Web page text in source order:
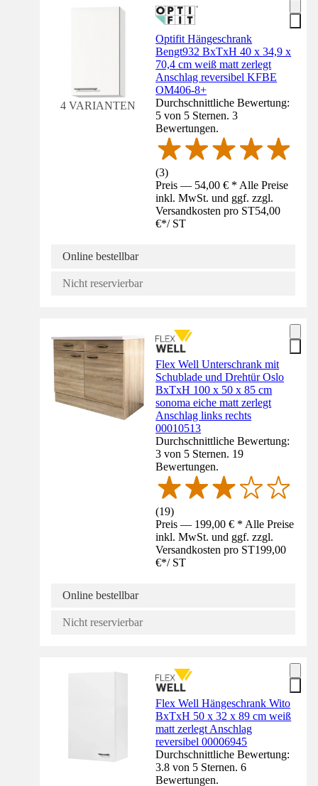
4 VARIANTEN
Optifit Hängeschrank
Bengt932 BxTxH 40 x 34,9 x
70,4 cm weiß matt zerlegt
Anschlag reversibel KFBE
OM406-8+
Durchschnittliche Bewertung:
5 von 5 Sternen. 3
Bewertungen.
(3)
Preis — 54,00 € * Alle Preise
inkl. MwSt. und ggf. zzgl.
Versandkosten pro ST54,00
€*/ ST
Online bestellbar
Nicht reservierbar
Flex Well Unterschrank mit
Schublade und Drehtür Oslo
BxTxH 100 x 50 x 85 cm
sonoma eiche matt zerlegt
Anschlag links rechts
00010513
Durchschnittliche Bewertung:
3 von 5 Sternen. 19
Bewertungen.
(19)
Preis — 199,00 € * Alle Preise
inkl. MwSt. und ggf. zzgl.
Versandkosten pro ST199,00
€*/ ST
Online bestellbar
Nicht reservierbar
Flex Well Hängeschrank Wito
BxTxH 50 x 32 x 89 cm weiß
matt zerlegt Anschlag
reversibel 00006945
Durchschnittliche Bewertung:
3.8 von 5 Sternen. 6
Bewertungen.